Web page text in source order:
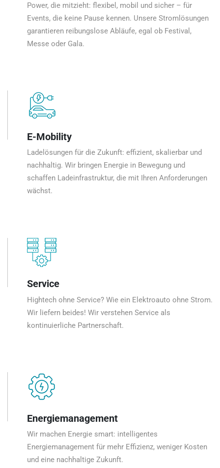
Power, die mitzieht: flexibel, mobil und sicher – für
Events, die keine Pause kennen. Unsere Stromlösungen
garantieren reibungslose Abläufe, egal ob Festival,
Messe oder Gala.
E-Mobility
Ladelösungen für die Zukunft: effizient, skalierbar und
nachhaltig. Wir bringen Energie in Bewegung und
schaffen Ladeinfrastruktur, die mit Ihren Anforderungen
wächst.
Service
Hightech ohne Service? Wie ein Elektroauto ohne Strom.
Wir liefern beides! Wir verstehen Service als
kontinuierliche Partnerschaft.
Energiemanagement
Wir machen Energie smart: intelligentes
Energiemanagement für mehr Effizienz, weniger Kosten
und eine nachhaltige Zukunft.